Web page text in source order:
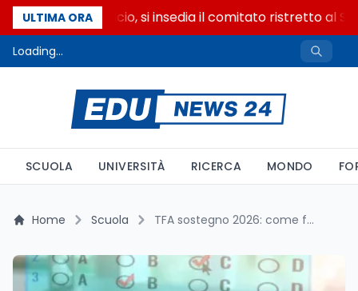
ULTIMA ORA
Riforma del calcio, si insedia il comitato ristretto al
Loading...
SCUOLA UNIVERSITÀ RICERCA MONDO
Home Scuola TFA sostegno 2026: come funziona davvero la preselettiva